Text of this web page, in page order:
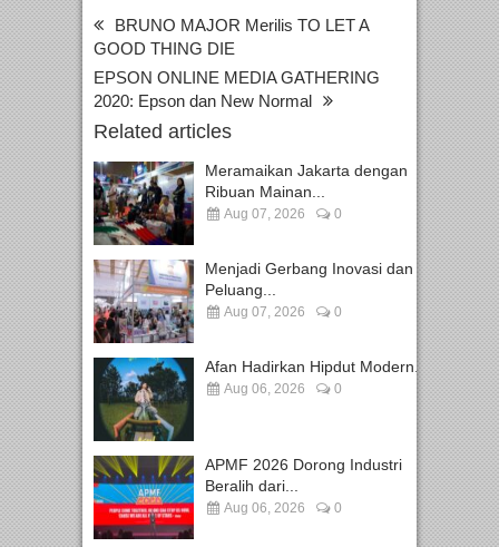
BRUNO MAJOR Merilis TO LET A
GOOD THING DIE
EPSON ONLINE MEDIA GATHERING
2020: Epson dan New Normal
Related articles
Meramaikan Jakarta dengan
Ribuan Mainan...
Aug 07, 2026 0
Menjadi Gerbang Inovasi dan
Peluang...
Aug 07, 2026 0
Afan Hadirkan Hipdut Modern...
Aug 06, 2026 0
APMF 2026 Dorong Industri
Beralih dari...
Aug 06, 2026 0